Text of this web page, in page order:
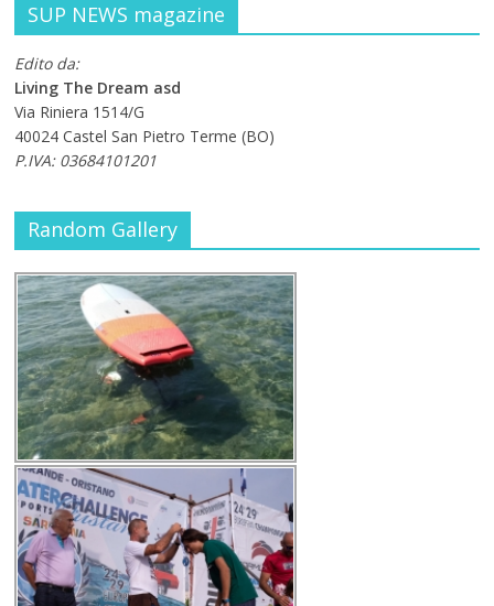
SUP NEWS magazine
Edito da:
Living The Dream asd
Via Riniera 1514/G
40024 Castel San Pietro Terme (BO)
P.IVA: 03684101201
Random Gallery